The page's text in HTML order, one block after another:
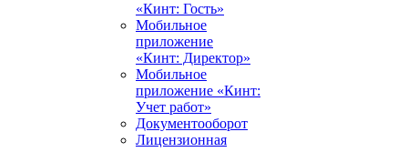
«Кинт: Гость»
Мобильное
приложение
«Кинт: Директор»
Мобильное
приложение «Кинт:
Учет работ»
Документооборот
Лицензионная